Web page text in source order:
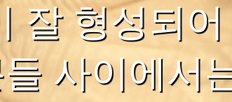
잘 형성되
사이에서